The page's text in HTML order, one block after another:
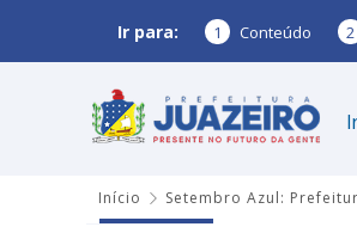
Ir para: 1 Conteúdo 2
Início Setembro Azul: